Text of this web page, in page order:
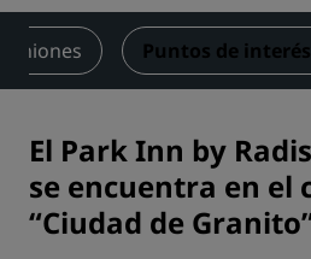
Puntos de
El Park Inn by
se encuentra en el
“Ciudad de